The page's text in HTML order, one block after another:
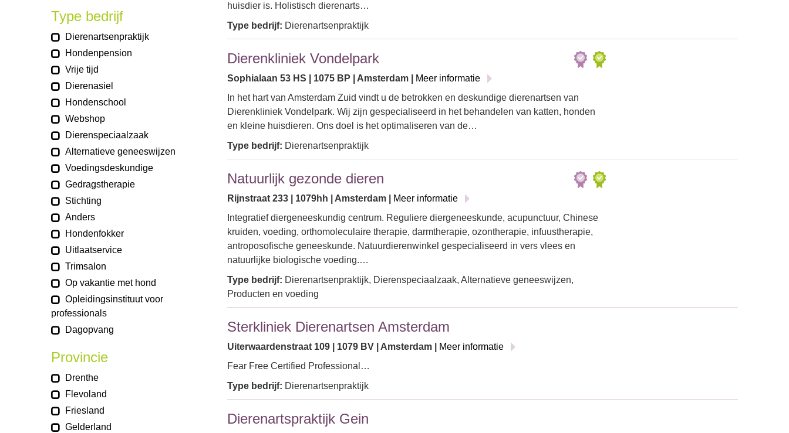
Type bedrijf
Dierenartsenpraktijk
Hondenpension
Vrije tijd
Dierenasiel
Hondenschool
Webshop
Dierenspeciaalzaak
Alternatieve geneeswijzen
Voedingsdeskundige
Gedragstherapie
Stichting
Anders
Hondenfokker
Uitlaatservice
Trimsalon
Op vakantie met hond
Opleidingsinstituut voor
professionals
Dagopvang
Provincie
Drenthe
Flevoland
Friesland
Gelderland
huisdier is. Holistisch dierenarts…
Type bedrijf: Dierenartsenpraktijk
Dierenkliniek Vondelpark
Sophialaan 53 HS | 1075 BP | Amsterdam |
Meer informatie
In het hart van Amsterdam Zuid vindt u de betrokken en deskundige dierenartsen van
Dierenkliniek Vondelpark. Wij zijn gespecialiseerd in het behandelen van katten, honden
en kleine huisdieren. Ons doel is het optimaliseren van de…
Type bedrijf: Dierenartsenpraktijk
Natuurlijk gezonde dieren
Rijnstraat 233 | 1079hh | Amsterdam |
Meer informatie
Integratief diergeneeskundig centrum. Reguliere diergeneeskunde, acupunctuur, Chinese
kruiden, voeding, orthomoleculaire therapie, darmtherapie, ozontherapie, infuustherapie,
antroposofische geneeskunde. Natuurdierenwinkel gespecialiseerd in vers vlees en
natuurlijke biologische voeding.…
Type bedrijf: Dierenartsenpraktijk, Dierenspeciaalzaak, Alternatieve geneeswijzen,
Producten en voeding
Sterkliniek Dierenartsen Amsterdam
Uiterwaardenstraat 109 | 1079 BV | Amsterdam |
Meer informatie
Fear Free Certified Professional…
Type bedrijf: Dierenartsenpraktijk
Dierenartspraktijk Gein